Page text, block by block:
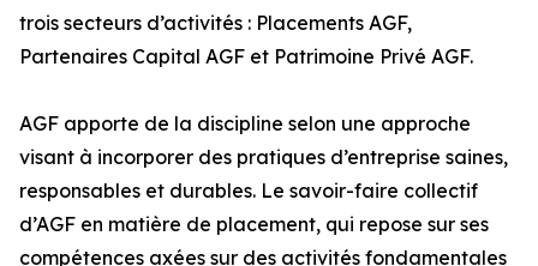
trois secteurs d’activités : Placements AGF,
Partenaires Capital AGF et Patrimoine Privé AGF.
AGF apporte de la discipline selon une approche
visant à incorporer des pratiques d’entreprise saines,
responsables et durables. Le savoir-faire collectif
d’AGF en matière de placement, qui repose sur ses
compétences axées sur des activités fondamentales